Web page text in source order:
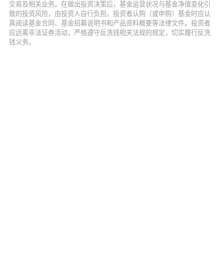
交易及相关业务。在做出投资决策后，基金运营状况与基金净值变化引
致的投资风险，由投资人自行负担。投资者认购（或申购）基金时应认
真阅读基金合同、基金招募说明书和产品资料概要等法律文件。投资者
应远离非法证券活动，严格遵守反洗钱相关法规的规定，切实履行反洗
钱义务。